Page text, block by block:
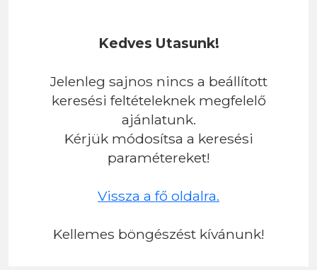
Kedves Utasunk!
Jelenleg sajnos nincs a beállított
keresési feltételeknek megfelelő
ajánlatunk.
Kérjük módosítsa a keresési
paramétereket!
Vissza a fő oldalra.
Kellemes böngészést kívánunk!